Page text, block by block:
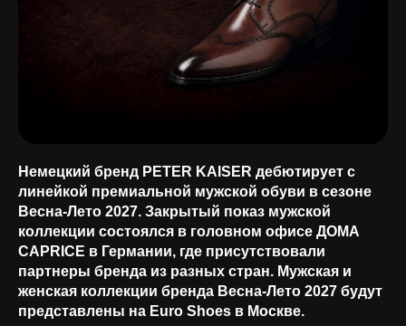
Немецкий бренд PETER KAISER дебютирует с
линейкой премиальной мужской обуви в сезоне
Весна-Лето 2027. Закрытый показ мужской
коллекции состоялся в головном офисе ДОМА
CAPRICE в Германии, где присутствовали
партнеры бренда из разных стран. Мужская и
женская коллекции бренда Весна-Лето 2027 будут
представлены на Euro Shoes в Москве.